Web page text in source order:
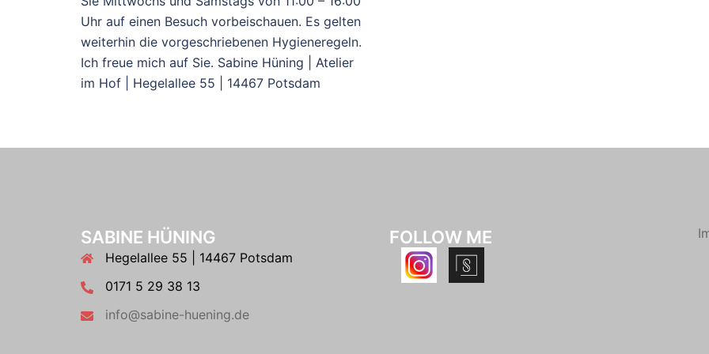
Uhr auf einen Besuch vorbeischauen. Es gelten
weiterhin die vorgeschriebenen Hygieneregeln.
Ich freue mich auf Sie. Sabine Hüning | Atelier
im Hof | Hegelallee 55 | 14467 Potsdam
SABINE HÜNING
Hegelallee 55 | 14467 Potsdam
0171 5 29 38 13
info@sabine-huening.de
FOLLOW ME